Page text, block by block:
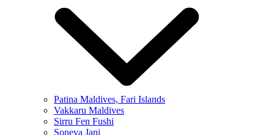
Patina Maldives, Fari Islands
Vakkaru Maldives
Sirru Fen Fushi
Soneva Jani